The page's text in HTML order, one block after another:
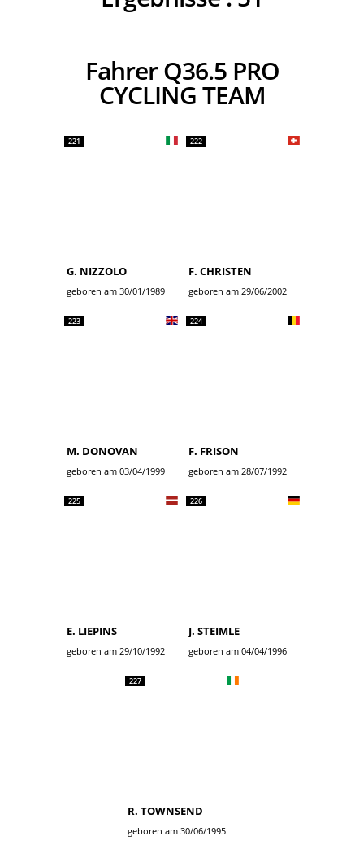
Fahrer Q36.5 PRO
CYCLING TEAM
221
G. NIZZOLO
geboren am 30/01/1989
222
F. CHRISTEN
geboren am 29/06/2002
223
M. DONOVAN
geboren am 03/04/1999
224
F. FRISON
geboren am 28/07/1992
225
E. LIEPINS
geboren am 29/10/1992
226
J. STEIMLE
geboren am 04/04/1996
227
R. TOWNSEND
geboren am 30/06/1995